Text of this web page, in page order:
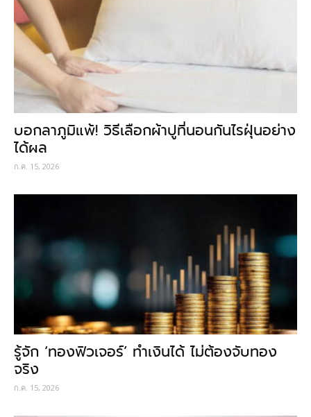
บอกลาภูมิแพ้! วิธีเลือกผ้าปูที่นอนกันไรฝุ่นอย่าง
ได้ผล
ก.ค. 15, 2026
รู้จัก ‘ทองฟิวเจอร์’ ทำเงินได้ ไม่ต้องจับทอง
จริง
ก.ค. 15, 2026